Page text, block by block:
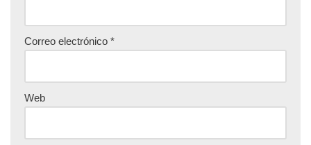
Correo electrónico *
Web